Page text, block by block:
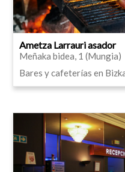
Ametza Larrauri asador
Meñaka bidea, 1 (Mungia)
Bares y cafeterías en